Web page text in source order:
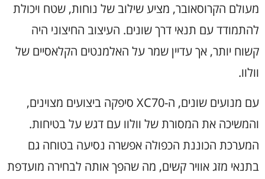
מעולם הקרוסאובר, מציע שילוב של נוחות, שטח ויכולת
להתמודד עם תנאי דרך שונים. העיצוב החיצוני היה
קשוח יותר, אך עדיין שמר על האלמנטים הקלאסיים של
וולוו.
עם מנועים שונים, ה-XC70 סיפקה ביצועים מצוינים,
והמשיכה את המסורת של וולוו עם דגש על בטיחות.
המערכת הכוננת הכפולה אפשרה נסיעה בטוחה גם
בתנאי מזג אוויר קשים, מה שהפך אותה לבחירה מועדפת